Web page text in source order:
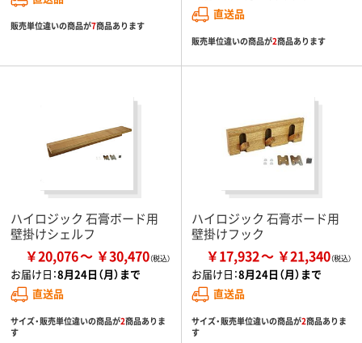
販売単位違いの商品が7商品あります
直送品
販売単位違いの商品が2商品あります
ハイロジック 石膏ボード用
壁掛けシェルフ
￥20,076 ￥30,470
お届け日：8月24日（月）まで
直送品
サイズ・販売単位違いの商品が2商品ありま
す
ハイロジック 石膏ボード用
壁掛けフック
￥17,932 ￥21,340
お届け日：8月24日（月）まで
直送品
サイズ・販売単位違いの商品が2商品ありま
す